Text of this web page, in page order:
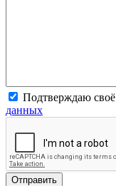
Подтверждаю своё
данных